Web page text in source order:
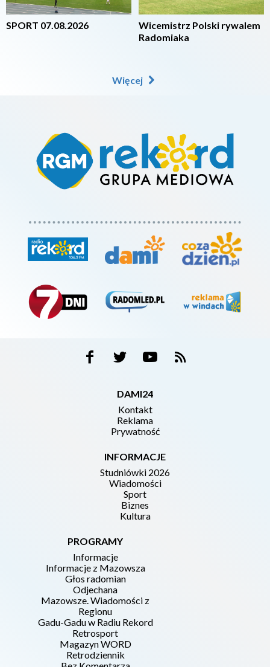
SPORT 07.08.2026
Wicemistrz Polski rywalem
Radomiaka
Więcej
DAMI24
Kontakt
Reklama
Prywatność
INFORMACJE
Studniówki 2026
Wiadomości
Sport
Biznes
Kultura
PROGRAMY
Informacje
Informacje z Mazowsza
Głos radomian
Odjechana
Mazowsze. Wiadomości z
Regionu
Gadu-Gadu w Radiu Rekord
Retrosport
Magazyn WORD
Retrodziennik